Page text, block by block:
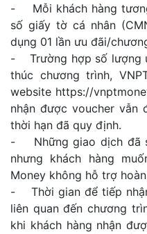
- Mỗi khách hàng
số giấy tờ cá nhân
dụng 01 lần ưu đãi/
- Trường hợp số lượng
thúc chương trình,
website https://
nhận được voucher
thời hạn đã quy định.
- Những giao dịch đã
nhưng khách hàng
Money không hỗ trợ
- Thời gian để tiếp
liên quan đến chương
khi khách hàng nhận